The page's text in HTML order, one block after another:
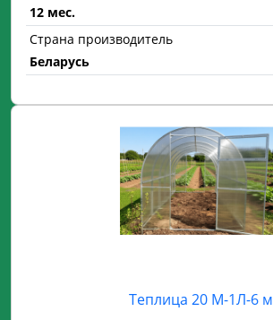
12 мес.
Страна производитель
Беларусь
Теплица 20 М-1Л-6 м